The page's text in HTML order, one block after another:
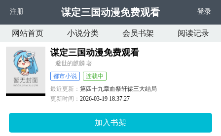
注册 谋定三国动漫免费观看 登录
网站首页 小说分类 会员书架 阅读记录
谋定三国动漫免费观看
避世的麒麟 著
都市小说
连载中
最近更新：第四十九章血祭轩辕三大结局
更新时间：2026-03-19 18:37:27
加入书架